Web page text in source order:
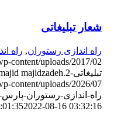
شعار تبلیغاتی
راه اندازی رستوران,راه
تبلیغاتی-2.jpg
500 majid majidzadeh
راه-اندازی-رستوران-پارس-2.png
18:01:352022-08-16 03:32:16